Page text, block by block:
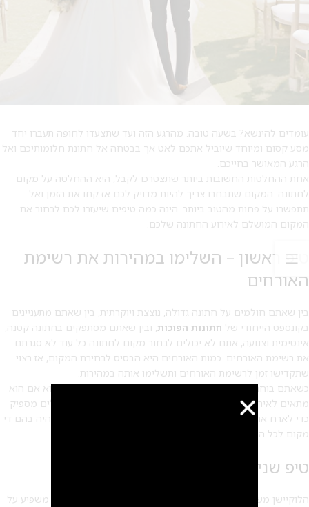
עומדים להינשא? בשעה טובה. מהרגע הזה ועד שתצעדו לחופה תעברו יחד
מסע קסום ומיוחד שיוביל אתכם לאט אך בבטחה אל חתונת חלומותיכם ואל
הרגע המאושר בחייכם.
אחת ההחלטות החשובות ביותר שתצטרכו לקבל, היא ההחלטה על מקום
לחתונה. המקום שתבחרו צריך להיות מדויק לכם אז קחו את הזמן ואל
תתפשרו על פחות מהטוב ביותר. הינה כמה טיפים שיעזרו לכם לבחור את
המקום המושלם לאירוע החתונה שלכם.
טיפ ראשון – השלימו במהירות את רשימת
האורחים
בין שאתם חולמים על חתונה גדולה, נוצצת ויוקרתית, בין שאתם מתעניינים
בקונספט הייחודי של חתונות הפוכות, ובין שאתם מסתפקים בחתונה קטנה,
אינטימית וצנועה, אתם לא יכולים לבחור מקום לחתונה כל עוד לא סגרתם
את רשימת האורחים. כמות האורחים היא הבסיס לבחירת המקום, אז רצוי
שתקדישו זמן לרשימת האורחים ותשלימו אותה במהירות.
כשאתם בוחרים מקום לחתונה, הדבר הראשון שעליכם לבדוק, הוא אם הוא
מתאים לאירוע המתוכנן. חשוב שהאולם או גן האירועים יהיו גדולים מספיק
כדי לארח את כולם, שהם לא יהיו קטנים מדי או גדולים מדי, ושיהיה בהם די
מקום לכל הפעילויות.
טיפ שני – חפשו מקום טוב באמצע
הלוקיישן משחק תפקיד חשוב בתהליך תכנון החתונה כיוון שהוא משפיע על